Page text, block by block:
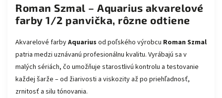
Roman Szmal – Aquarius akvarelové
farby 1/2 panvička, rôzne odtiene
Akvarelové farbyAquarius od poľského výrobcu Roman Szmal
patria medzi uznávanú profesionálnu kvalitu. Vyrábajú sa v
malých sériách, čo umožňuje starostlivú kontrolu a testovanie
každej šarže – od žiarivosti a viskozity až po priehľadnosť,
zrnitosť a silu tónovania.